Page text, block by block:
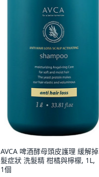
AVCA 啤酒酵母頭皮護理 緩解掉
髮症狀 洗髮精 柑橘與檸檬, 1L,
1個